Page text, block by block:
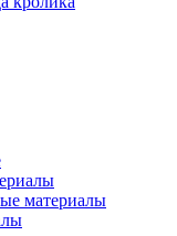
материалы